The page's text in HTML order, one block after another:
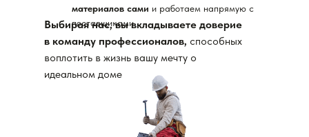
Выбирая нас, вы вкладываете доверие
в команду профессионалов, способных
воплотить в жизнь вашу мечту о
идеальном доме
материалов сами и работаем напрямую с
поставщиками